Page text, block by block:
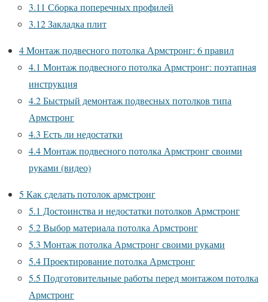
3.11 Сборка поперечных профилей
3.12Закладка плит
4Монтаж подвесного потолка Армстронг: 6 правил
4.1 Монтаж подвесного потолка Армстронг: поэтапная
инструкция
4.2Быстрый демонтаж подвесных потолков типа
Армстронг
4.3 Есть ли недостатки
4.4Монтаж подвесного потолка Армстронг своими
руками (видео)
5 Как сделать потолок армстронг
5.1 Достоинства и недостатки потолков Армстронг
5.2Выбор материала потолка Армстронг
5.3 Монтаж потолка Армстронг своими руками
5.4Проектирование потолка Армстронг
5.5 Подготовительные работы перед монтажом потолка
Армстронг